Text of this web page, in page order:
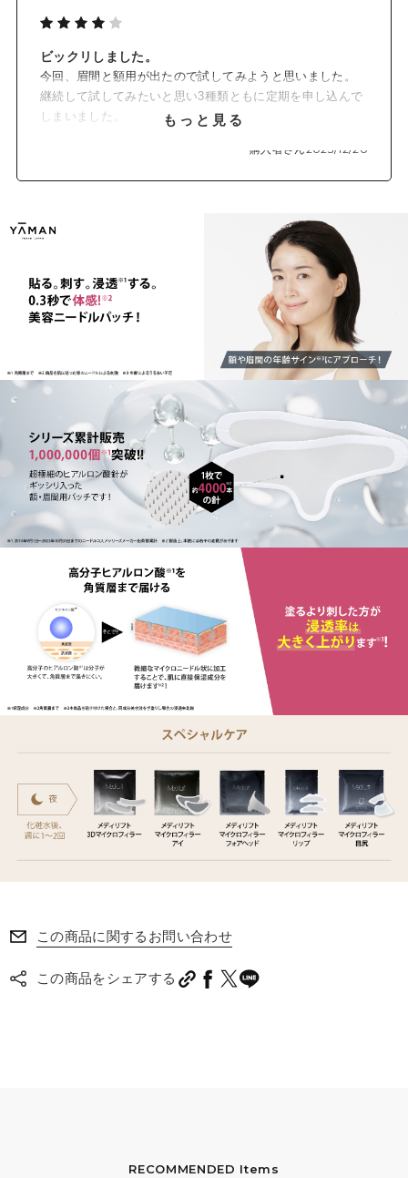
ビックリしました。
今回、眉間と額用が出たので試してみようと思いました。
継続して試してみたいと思い3種類ともに定期を申し込んで
しまいました。
眉間と額とあるなら額部分をもって長くして欲しいと思い
もっと見る
購入者さん 2023/12/20
この商品に関するお問い合わせ
この商品をシェアする
RECOMMENDED Items